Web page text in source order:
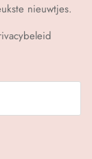
nieuwtjes.